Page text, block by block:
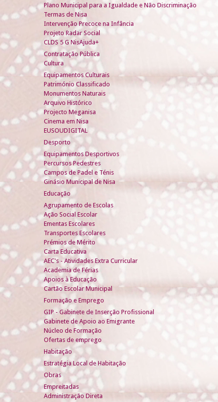
Plano Municipal para a Igualdade e Não Discriminação
Termas de Nisa
Intervenção Precoce na Infância
Projeto Radar Social
CLDS 5 G NisAjuda+
Contratação Pública
Cultura
Equipamentos Culturais
Património Classificado
Monumentos Naturais
Arquivo Histórico
Projecto Meganisa
Cinema em Nisa
EUSOUDIGITAL
Desporto
Equipamentos Desportivos
Percursos Pedestres
Campos de Padel e Ténis
Ginásio Municipal de Nisa
Educação
Agrupamento de Escolas
Ação Social Escolar
Ementas Escolares
Transportes Escolares
Prémios de Mérito
Carta Educativa
AEC's - Atividades Extra Curricular
Academia de Férias
Apoios à Educação
Cartão Escolar Municipal
Formação e Emprego
GIP - Gabinete de Inserção Profissional
Gabinete de Apoio ao Emigrante
Núcleo de Formação
Ofertas de emprego
Habitação
Estratégia Local de Habitação
Obras
Empreitadas
Administração Direta